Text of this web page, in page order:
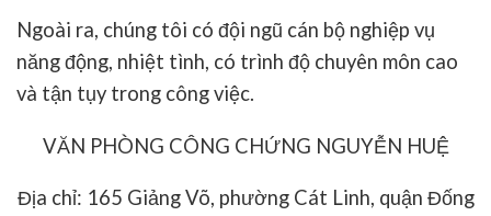
Ngoài ra, chúng tôi có đội ngũ cán bộ nghiệp vụ
năng động, nhiệt tình, có trình độ chuyên môn cao
và tận tụy trong công việc.
VĂN PHÒNG CÔNG CHỨNG NGUYỄN HUỆ
Địa chỉ: 165 Giảng Võ, phường Cát Linh, quận Đống